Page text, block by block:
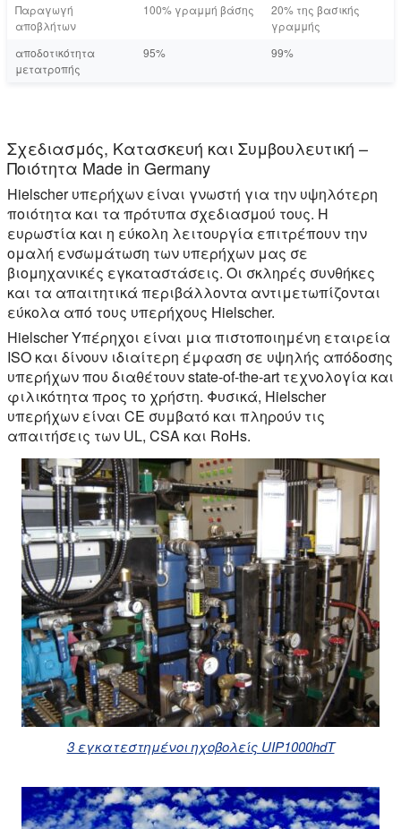
Παραγωγή
αποβλήτων
100% γραμμή βάσης
20% της βασικής
γραμμής
αποδοτικότητα
μετατροπής
95% 99%
Σχεδιασμός, Κατασκευή και Συμβουλευτική –
Ποιότητα Made in Germany
Hielscher υπερήχων είναι γνωστή για την υψηλότερη
ποιότητα και τα πρότυπα σχεδιασμού τους. Η
ευρωστία και η εύκολη λειτουργία επιτρέπουν την
ομαλή ενσωμάτωση των υπερήχων μας σε
βιομηχανικές εγκαταστάσεις. Οι σκληρές συνθήκες
και τα απαιτητικά περιβάλλοντα αντιμετωπίζονται
εύκολα από τους υπερήχους Hielscher.
Hielscher Υπέρηχοι είναι μια πιστοποιημένη εταιρεία
ISO και δίνουν ιδιαίτερη έμφαση σε υψηλής απόδοσης
υπερήχων που διαθέτουν state-of-the-art τεχνολογία και
φιλικότητα προς το χρήστη. Φυσικά, Hielscher
υπερήχων είναι CE συμβατό και πληρούν τις
απαιτήσεις των UL, CSA και RoHs.
3 εγκατεστημένοι ηχοβολείς UIP1000hdT